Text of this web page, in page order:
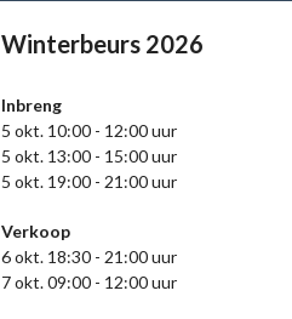
Winterbeurs 2026
Inbreng
5 okt. 10:00 - 12:00 uur
5 okt. 13:00 - 15:00 uur
5 okt. 19:00 - 21:00 uur
Verkoop
6 okt. 18:30 - 21:00 uur
7 okt. 09:00 - 12:00 uur